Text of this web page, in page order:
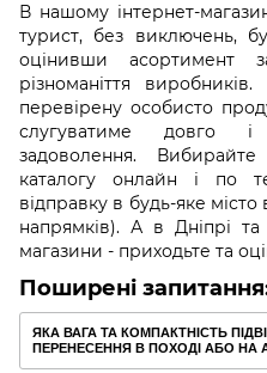
В нашому інтернет-
турист, без виключень,
оцінивши асортимент
різноманіття
перевірену особисто
слугуватиме довго
задоволення.
каталогу онлайн і по
відправку в будь-яке місто
напрямків). А в Дніпрі
магазини - приходьте та
Поширені
ЯКА ВАГА ТА КОМПАКТНІСТЬ
ПЕРЕНЕСЕННЯ В ПОХОДІ АБО НА